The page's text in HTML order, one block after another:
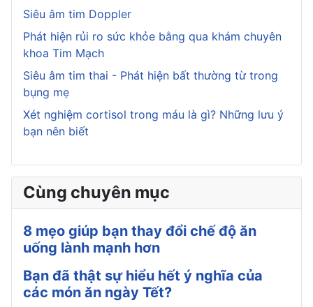
Siêu âm tim Doppler
Phát hiện rủi ro sức khỏe bằng qua khám chuyên
khoa Tim Mạch
Siêu âm tim thai - Phát hiện bất thường từ trong
bụng mẹ
Xét nghiệm cortisol trong máu là gì? Những lưu ý
bạn nên biết
Cùng chuyên mục
8 mẹo giúp bạn thay đổi chế độ ăn
uống lành mạnh hơn
Bạn đã thật sự hiểu hết ý nghĩa của
các món ăn ngày Tết?